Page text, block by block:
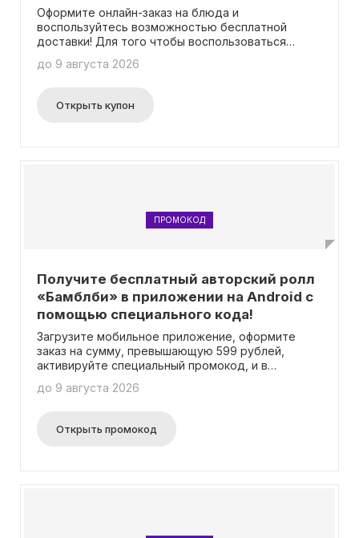
Оформите онлайн-заказ на блюда и
воспользуйтесь возможностью бесплатной
доставки! Для того чтобы воспользоваться
сумму не менее 499 рублей. Вам не потребуется
до 9 августа 2026
Открыть купон
ПРОМОКОД
Получите бесплатный авторский ролл
«Бамблби» в приложении на Android с
помощью специального кода!
Загрузите мобильное приложение, оформите
заказ на сумму, превышающую 599 рублей,
активируйте специальный промокод, и в
авторские роллы под названием "Бамблби"!
до 9 августа 2026
Открыть промокод